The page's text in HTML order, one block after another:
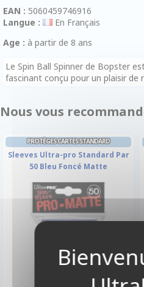
EAN : 5060459746916
Langue :
En Français
Age : à partir de 8 ans
Le Spin Ball Spinner de Bopster
fascinant conçu pour un plaisir de
Nous vous
PROTÈGES CARTES STANDARD
Sleeves Ultra-pro Standard Par
50 Bleu Foncé Matte